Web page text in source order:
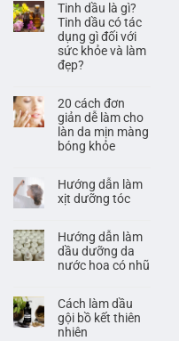
Tinh dầu là gì?
Tinh dầu có tác
dụng gì đối với
sức khỏe và làm
đẹp?
20 cách đơn
giản dễ làm cho
làn da mịn màng
bóng khỏe
Hướng dẫn làm
xịt dưỡng tóc
Hướng dẫn làm
dầu dưỡng da
nước hoa có nhũ
Cách làm dầu
gội bồ kết thiên
nhiên